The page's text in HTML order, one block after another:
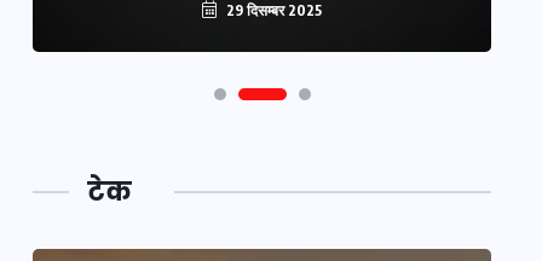
29 दिसम्बर 2025
29 दिसम्बर 2025
टेक